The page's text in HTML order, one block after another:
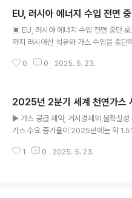
EU, 러시아 에너지 수입 전면
▣ EU, 러시아 에너지 수입 전면 중단
까지 러시아산 석유와 가스 수입을 중단
6.). 동 로드맵은 2022년 러시아의 우크
5%에서 2024년 19%로 감소하였으며,
중은 2022년 초 27%에서 현재 3%로
원자로를 사용하는 회원국들이 러시아
0 0 2025. 5. 23.
2025년 2분기 세계 천연가스
▶ 가스 공급 제약, 거시경제의 불확실
가스 수요 증가율이 2025년에는 약
년에 약 5% 증가할 것으로 보지만, 신규
1 0 2025. 5. 23.